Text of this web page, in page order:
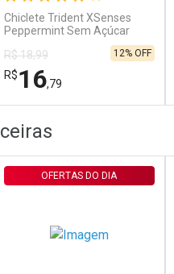
Chiclete Trident XSenses
Peppermint Sem Açúcar
R$ 18,99
R$16,79
12% OFF
Por Menos
OFERTAS DO DIA